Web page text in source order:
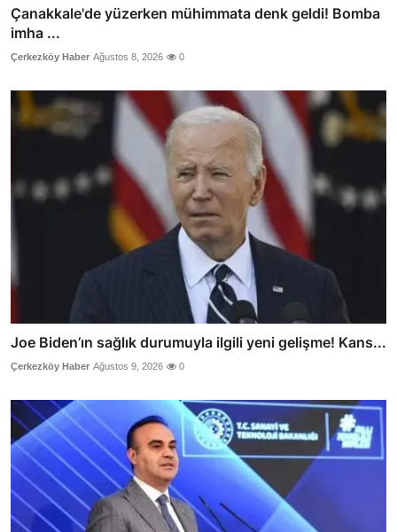
Çanakkale'de yüzerken mühimmata denk geldi! Bomba
imha ...
Çerkezköy Haber Ağustos 8, 2026 0
Joe Biden’ın sağlık durumuyla ilgili yeni gelişme! Kans...
Çerkezköy Haber Ağustos 9, 2026 0